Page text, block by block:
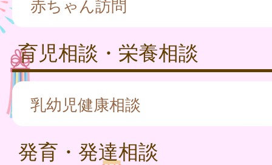
赤ちゃん訪問
育児相談・栄養相談
乳幼児健康相談
発育・発達相談